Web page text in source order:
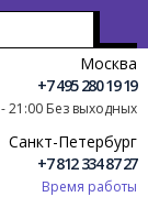
Москва
+7 495 280 19 19
21:00 Без выходных
Санкт-Петербург
+7 812 334 87 27
Время работы